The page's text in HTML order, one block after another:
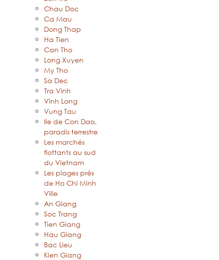
Chau Doc
Ca Mau
Dong Thap
Ha Tien
Can Tho
Long Xuyen
My Tho
Sa Dec
Tra Vinh
Vinh Long
Vung Tau
Ile de Con Dao,
paradis terrestre
Les marchés
flottants au sud
du Vietnam
Les plages près
de Ho Chi Minh
Ville
An Giang
Soc Trang
Tien Giang
Hau Giang
Bac Lieu
Kien Giang